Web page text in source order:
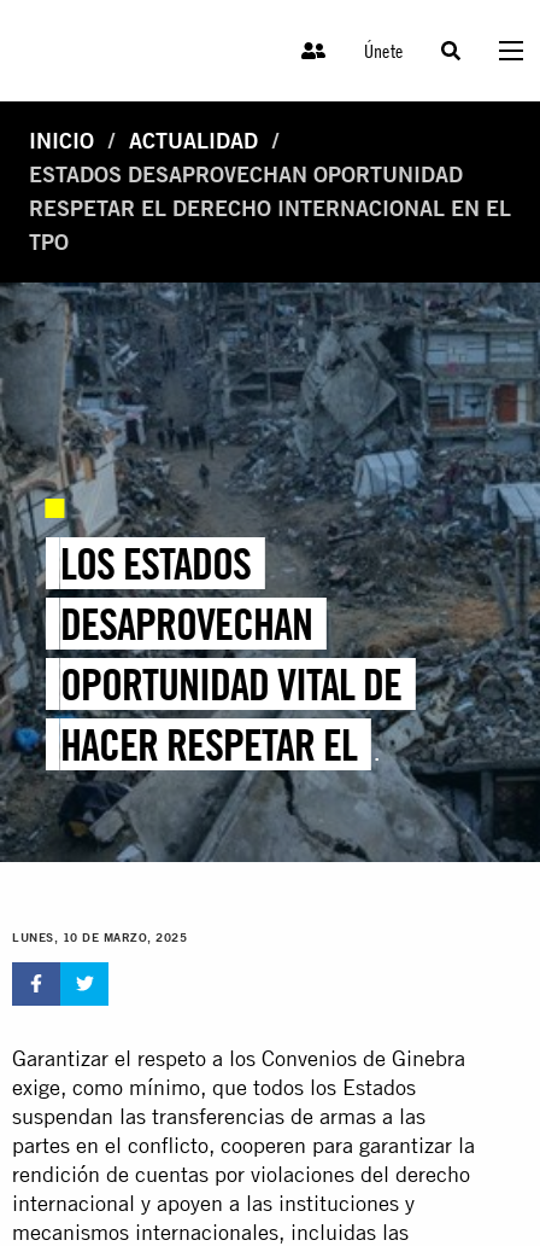
Únete
INICIO
ACTUALIDAD
ESTADOS DESAPROVECHAN OPORTUNIDAD
RESPETAR EL DERECHO INTERNACIONAL EN EL
TPO
LOS ESTADOS
DESAPROVECHAN
OPORTUNIDAD VITAL DE
HACER RESPETAR EL
DERECHO INTERNACIONAL
HUMANITARIO EN EL
TERRITORIO PALESTINO
OCUPADO
LUNES, 10 DE MARZO, 2025
Garantizar el respeto a los Convenios de Ginebra
exige, como mínimo, que todos los Estados
suspendan las transferencias de armas a las
partes en el conflicto, cooperen para garantizar la
rendición de cuentas por violaciones del derecho
internacional y apoyen a las instituciones y
mecanismos internacionales, incluidas las